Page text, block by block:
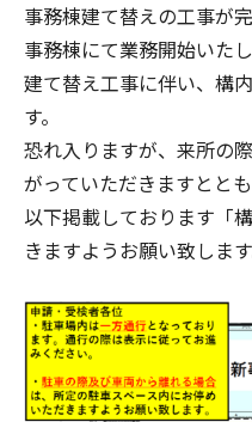
事務棟建て替えの工事が
事務棟にて業務開始いたし
建て替え工事に伴い、構
す。
恐れ入りますが、来所の
がっていただきますととも
以下掲載しております「
きますようお願い致します